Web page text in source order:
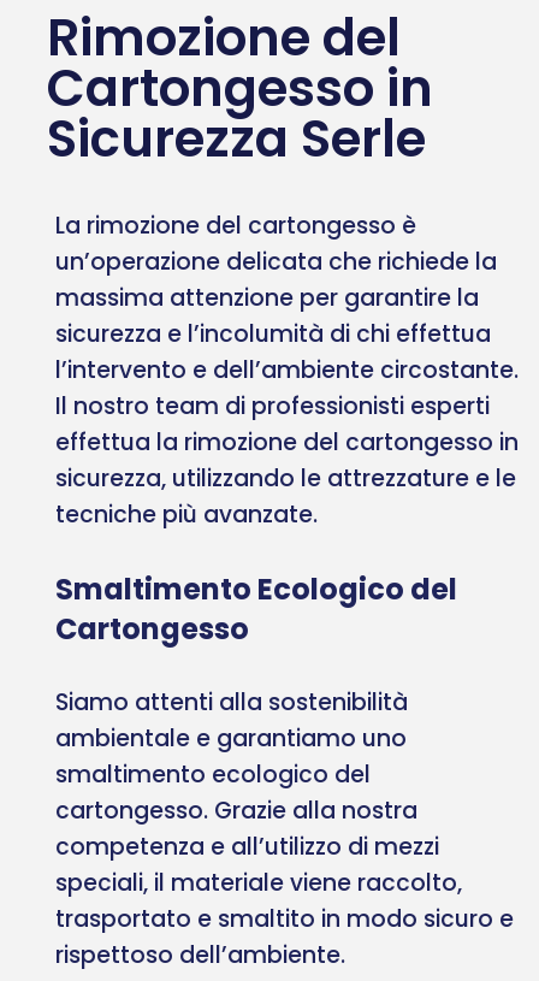
Rimozione del
Cartongesso in
Sicurezza Serle
La rimozione del cartongesso è
un’operazione delicata che richiede la
massima attenzione per garantire la
sicurezza e l’incolumità di chi effettua
l’intervento e dell’ambiente circostante.
Il nostro team di professionisti esperti
effettua la rimozione del cartongesso in
sicurezza, utilizzando le attrezzature e le
tecniche più avanzate.
Smaltimento Ecologico del
Cartongesso
Siamo attenti alla sostenibilità
ambientale e garantiamo uno
smaltimento ecologico del
cartongesso. Grazie alla nostra
competenza e all’utilizzo di mezzi
speciali, il materiale viene raccolto,
trasportato e smaltito in modo sicuro e
rispettoso dell’ambiente.